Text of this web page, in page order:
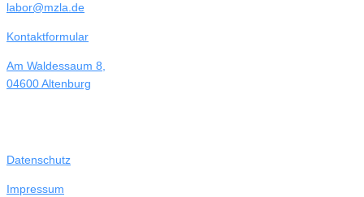
labor@mzla.de
Kontaktformular
Am Waldessaum 8,
04600 Altenburg
Datenschutz
Impressum